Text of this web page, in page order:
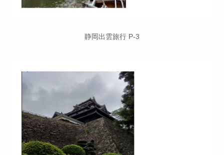
静岡出雲旅行 P-3